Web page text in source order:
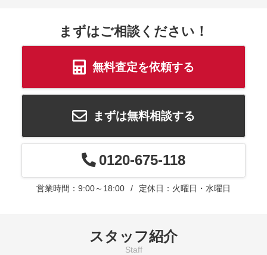
まずはご相談ください！
無料査定を依頼する
まずは無料相談する
0120-675-118
営業時間：9:00～18:00 定休日：火曜日・水曜日
スタッフ紹介
Staff